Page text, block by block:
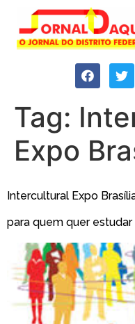
Tag:
Expo
Intercultural Expo
para quem quer